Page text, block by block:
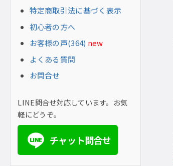
特定商取引法に基づく表示
初心者の方へ
お客様の声(364) new
よくある質問
お問合せ
LINE問合せ対応しています。お気
軽にどうぞ。
LINE チャット問合せ